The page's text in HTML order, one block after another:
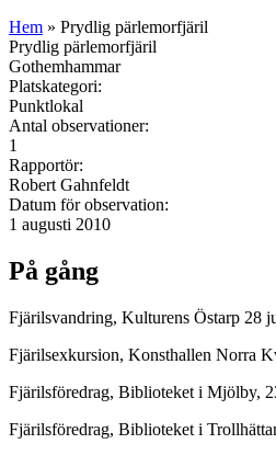
Hem » Prydlig pärlemorfjäril
Prydlig pärlemorfjäril
Gothemhammar
Platskategori:
Punktlokal
Antal observationer:
1
Rapportör:
Robert Gahnfeldt
Datum för observation:
1 augusti 2010
På gång
Fjärilsvandring, Kulturens Östarp 28
Fjärilsexkursion, Konsthallen Norra
Fjärilsföredrag, Biblioteket i Mjölby,
Fjärilsföredrag, Biblioteket i